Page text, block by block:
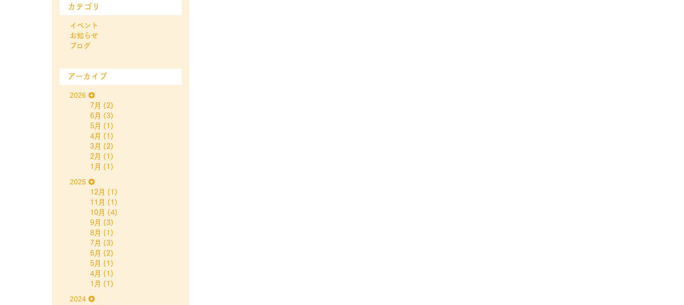
カテゴリ
イベント
お知らせ
ブログ
アーカイブ
2026
7月
(2)
6月
(3)
5月
(1)
4月
(1)
3月
(2)
2月
(1)
1月
(1)
2025
12月
(1)
11月
(1)
10月
(4)
9月
(3)
8月
(1)
7月
(3)
6月
(2)
5月
(1)
4月
(1)
1月
(1)
2024